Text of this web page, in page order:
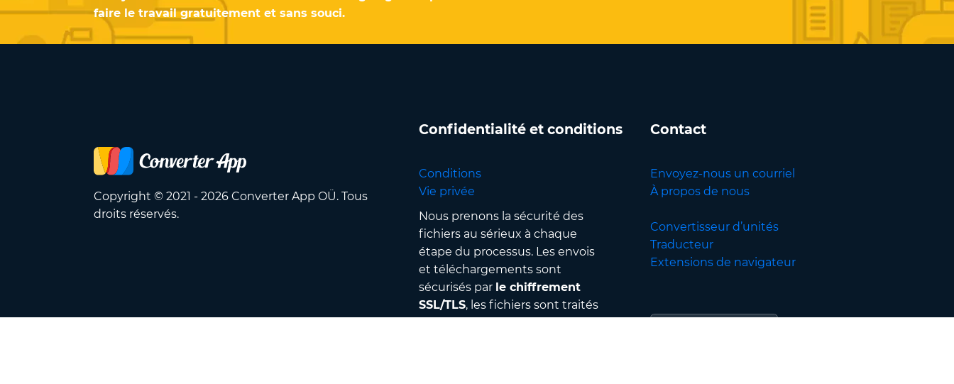
faire le travail gratuitement et sans souci.
Copyright © 2021 - 2026 Converter App OÜ. Tous
droits réservés.
Confidentialité et conditions
Conditions
Vie privée
Nous prenons la sécurité des
fichiers au sérieux à chaque
étape du processus. Les envois
et téléchargements sont
sécurisés par le chiffrement
SSL/TLS, les fichiers sont traités
Contact
Envoyez-nous un courriel
À propos de nous
Convertisseur d’unités
Traducteur
Extensions de navigateur